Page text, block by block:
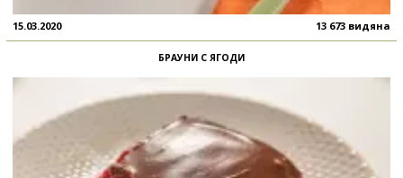
15.03.2020 13 673 видяна
БРАУНИ С ЯГОДИ